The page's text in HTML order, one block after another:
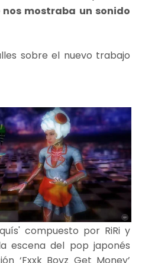
nos mostraba un sonido
sobre el nuevo trabajo
compuesto por RiRi y
escena del pop japonés